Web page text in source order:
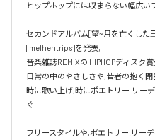
ヒップホップには収まらない幅広い
セカンドアルバム[望~月を亡くした
[melhentrips]を発表,
音楽雑誌REMIXの HIPHOPディスク
日常の中のやさしさや,若者の抱く
時に歌い上げ,時にポエトリー.リー
ぐ.
フリースタイルや,ポエトリー.リー